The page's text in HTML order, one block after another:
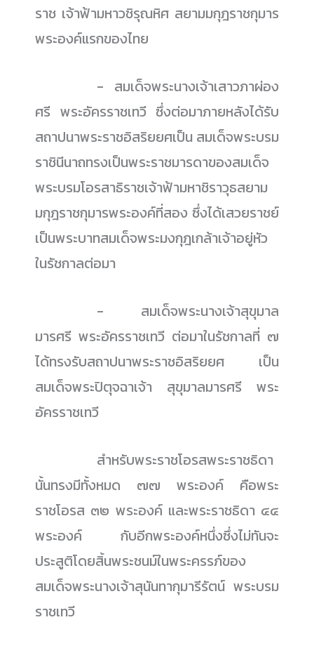
ราช เจ้าฟ้ามหาวชิรุณหิศ สยามมกุฎราชกุมาร
พระองค์แรกของไทย
- สมเด็จพระนางเจ้าเสาวภาผ่อง
ศรี พระอัครราชเทวี ซึ่งต่อมาภายหลังได้รับ
สถาปนาพระราชอิสริยยศเป็น สมเด็จพระบรม
ราชินีนาถทรงเป็นพระราชมารดาของสมเด็จ
พระบรมโอรสาธิราชเจ้าฟ้ามหาชิราวุธสยาม
มกุฎราชกุมารพระองค์ที่สอง ซึ่งได้เสวยราชย์
เป็นพระบาทสมเด็จพระมงกุฎเกล้าเจ้าอยู่หัว
ในรัชกาลต่อมา
- สมเด็จพระนางเจ้าสุขุมาล
มารศรี พระอัครราชเทวี ต่อมาในรัชกาลที่ ๗
ได้ทรงรับสถาปนาพระราชอิสริยยศ เป็น
สมเด็จพระปิตุจฉาเจ้า สุขุมาลมารศรี พระ
อัครราชเทวี
สำหรับพระราชโอรสพระราชธิดา
นั้นทรงมีทั้งหมด ๗๗ พระองค์ คือพระ
ราชโอรส ๓๒ พระองค์ และพระราชธิดา ๔๔
พระองค์ กับอีกพระองค์หนึ่งซึ่งไม่ทันจะ
ประสูติโดยสิ้นพระชนม์ในพระครรภ์ของ
สมเด็จพระนางเจ้าสุนันทากุมารีรัตน์ พระบรม
ราชเทวี